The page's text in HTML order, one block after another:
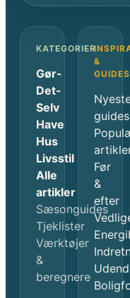
KATEGORIER
Gør-
Det-
Selv
Have
Hus
Livsstil
Alle
artikler
Sæsonguides
Tjeklister
Værktøjer
&
beregnere
&
GUIDES
guides
Før
&
efter